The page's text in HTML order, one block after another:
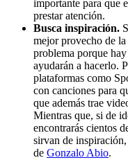
importante para que
prestar atención.
Busca inspiración.
mejor provecho de
problema porque
ayudarán a hacerlo.
plataformas como
con canciones para
que además trae
Mientras que, si de
encontrarás cientos
sirvan de
de Gonzalo Abio.